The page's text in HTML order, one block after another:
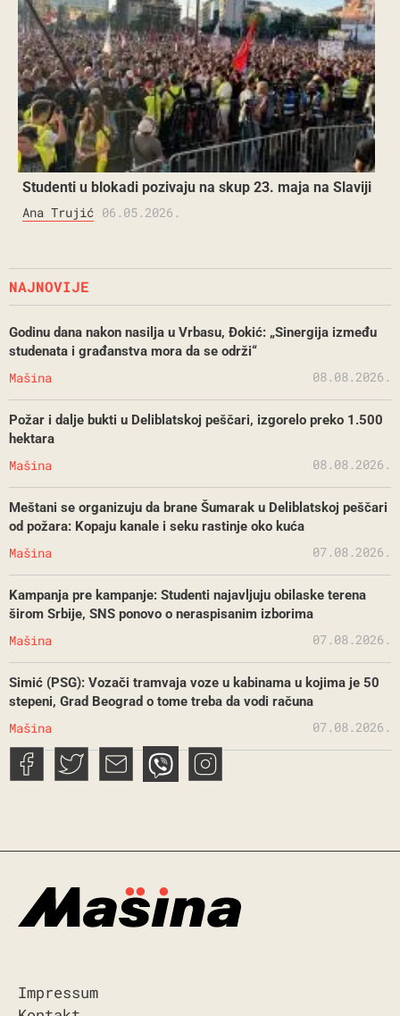
Studenti u blokadi pozivaju na skup 23. maja na Slaviji
Ana Trujić 06.05.2026.
NAJNOVIJE
Godinu dana nakon nasilja u Vrbasu, Đokić: „Sinergija između
studenata i građanstva mora da se održi“
Mašina 08.08.2026.
Požar i dalje bukti u Deliblatskoj peščari, izgorelo preko 1.500
hektara
Mašina 08.08.2026.
Meštani se organizuju da brane Šumarak u Deliblatskoj peščari
od požara: Kopaju kanale i seku rastinje oko kuća
Mašina 07.08.2026.
Kampanja pre kampanje: Studenti najavljuju obilaske terena
širom Srbije, SNS ponovo o neraspisanim izborima
Mašina 07.08.2026.
Simić (PSG): Vozači tramvaja voze u kabinama u kojima je 50
stepeni, Grad Beograd o tome treba da vodi računa
Mašina 07.08.2026.
Impressum